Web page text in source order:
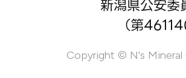
新潟県公安
（第
Copyright © N's Mineral